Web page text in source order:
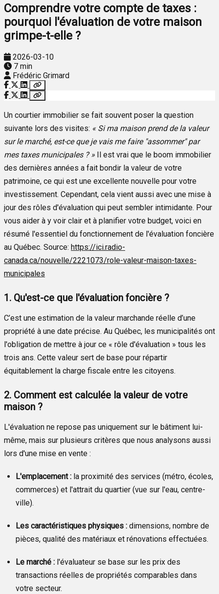
Comprendre votre compte de taxes :
pourquoi l'évaluation de votre maison
grimpe-t-elle ?
2026-03-10
7 min
Frédéric Grimard
Un courtier immobilier se fait souvent poser la question
suivante lors des visites: « Si ma maison prend de la valeur
sur le marché, est-ce que je vais me faire "assommer" par
mes taxes municipales ? » Il est vrai que le boom immobilier
des dernières années a fait bondir la valeur de votre
patrimoine, ce qui est une excellente nouvelle pour votre
investissement. Cependant, cela vient aussi avec une mise à
jour des rôles d'évaluation qui peut sembler intimidante. Pour
vous aider à y voir clair et à planifier votre budget, voici en
résumé l'essentiel du fonctionnement de l'évaluation foncière
au Québec. Source: https://ici.radio-
canada.ca/nouvelle/2221073/role-valeur-maison-taxes-
municipales
1. Qu'est-ce que l'évaluation foncière ?
C’est une estimation de la valeur marchande réelle d’une
propriété à une date précise. Au Québec, les municipalités ont
l'obligation de mettre à jour ce « rôle d'évaluation » tous les
trois ans. Cette valeur sert de base pour répartir
équitablement la charge fiscale entre les citoyens.
2. Comment est calculée la valeur de votre
maison ?
L'évaluation ne repose pas uniquement sur le bâtiment lui-
même, mais sur plusieurs critères que nous analysons aussi
lors d'une mise en vente :
L'emplacement : la proximité des services (métro, écoles,
commerces) et l'attrait du quartier (vue sur l'eau, centre-
ville).
Les caractéristiques physiques : dimensions, nombre de
pièces, qualité des matériaux et rénovations effectuées.
Le marché : l'évaluateur se base sur les prix des
transactions réelles de propriétés comparables dans
votre secteur.